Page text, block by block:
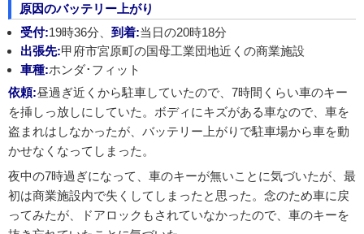
原因のバッテリー上がり
受付:19時36分、 到着:当日の20時18分
出張先:甲府市宮原町の国母工業団地近くの商業施設
車種:ホンダ･フィット
依頼:昼過ぎ近くから駐車していたので、7時間くらい車のキー
を挿しっ放しにしていた。ボディにキズがある車なので、車を
盗まれはしなかったが、バッテリー上がりで駐車場から車を動
かせなくなってしまった。
夜中の7時過ぎになって、車のキーが無いことに気づいたが、最
初は商業施設内で失くしてしまったと思った。念のため車に戻
ってみたが、ドアロックもされていなかったので、車のキーを